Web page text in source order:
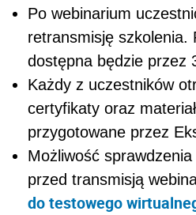
Po webinarium
retransmisję szkolenia.
dostępna będzie przez
Każdy z uczestników
certyfikaty oraz
przygotowane przez
Możliwość
przed transmisją
do testowego